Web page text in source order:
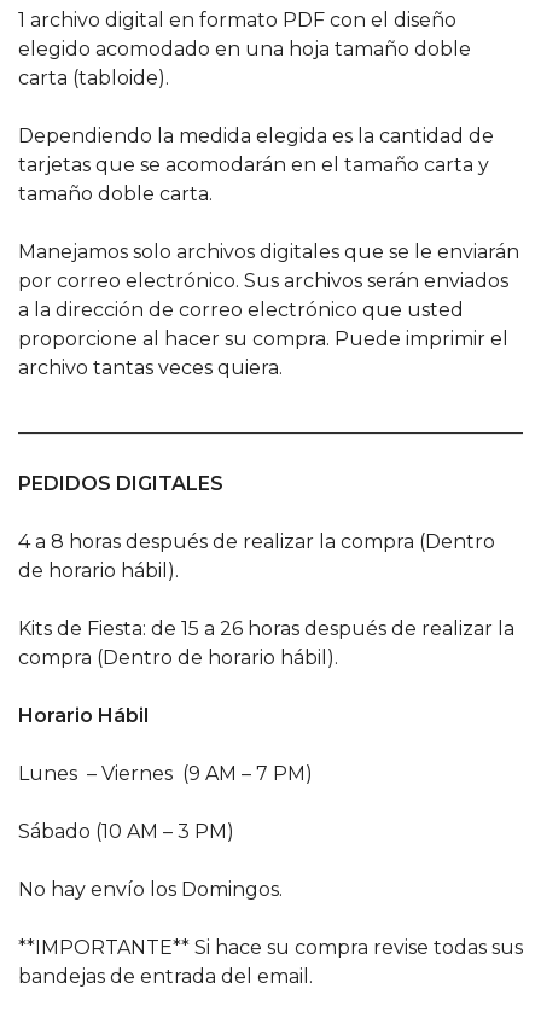
1 archivo digital en formato PDF con el diseño
elegido acomodado en una hoja tamaño doble
carta (tabloide).
Dependiendo la medida elegida es la cantidad de
tarjetas que se acomodarán en el tamaño carta y
tamaño doble carta.
Manejamos solo archivos digitales que se le enviarán
por correo electrónico. Sus archivos serán enviados
a la dirección de correo electrónico que usted
proporcione al hacer su compra. Puede imprimir el
archivo tantas veces quiera.
PEDIDOS DIGITALES
4 a 8 horas después de realizar la compra (Dentro
de horario hábil).
Kits de Fiesta: de 15 a 26 horas después de realizar la
compra (Dentro de horario hábil).
Horario Hábil
Lunes – Viernes (9 AM – 7 PM)
Sábado (10 AM – 3 PM)
No hay envío los Domingos.
**IMPORTANTE** Si hace su compra revise todas sus
bandejas de entrada del email.